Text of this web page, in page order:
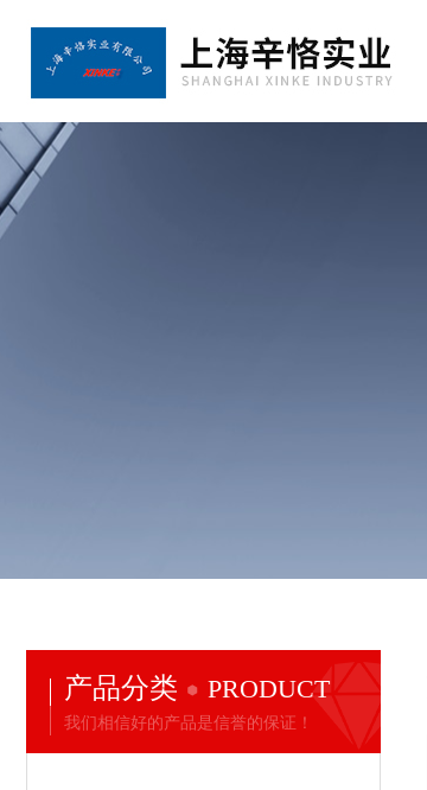
产品分类 PRODUCT
我们相信好的产品是信誉的保证！